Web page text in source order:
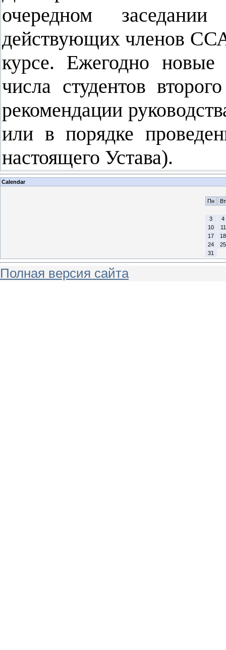
очередном
действующих членов
курсе. Ежегодно
числа студентов
рекомендации
или в порядке
настоящего Устава).
Calendar
Пн
Вт
3
4
10
11
17
18
24
25
31
Полная версия сайта